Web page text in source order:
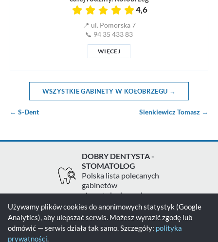
4,6
📍 ul. Pomorska 7
📞 94 35 433 83
WIĘCEJ
WSZYSTKIE GABINETY W KOŁOBRZEGU →
← S-Dent Sienkiewicz Tomasz →
DOBRY DENTYSTA -
STOMATOLOG
Polska lista polecanych
gabinetów
stomatologicznych
Zgłoś gabinet Kontakt
Polityka prywatności
Używamy plików cookies do anonimowych statystyk (Google
Analytics), aby ulepszać serwis. Możesz wyrazić zgodę lub
odmówić — serwis działa tak samo. Szczegóły: polityka
prywatności.